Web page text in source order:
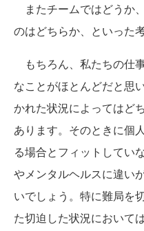
またチームではどうか
のはどちらか、といった
もちろん、私たちの仕
なことがほとんどだと思
かれた状況によってはど
あります。そのときに個
る場合とフィットしてい
やメンタルヘルスに違い
いでしょう。特に難局を
た切迫した状況において